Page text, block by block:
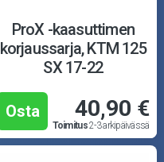
ProX -kaasuttimen
korjaussarja, KTM 125
SX 17-22
Osta 40,90 €
Toimitus2-3 arkipäivässä